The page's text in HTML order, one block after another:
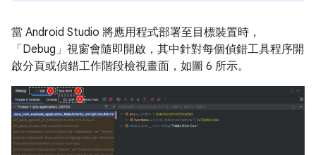
當 Android Studio 將應用程式部署至目標裝置時，
「Debug」視窗會隨即開啟，其中針對每個偵錯工具程序開
啟分頁或偵錯工作階段檢視畫面，如圖 6 所示。